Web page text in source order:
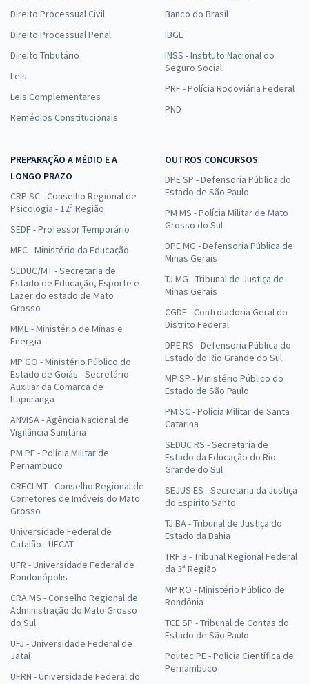
Direito Processual Civil
Direito Processual Penal
Direito Tributário
Leis
Leis Complementares
Remédios Constitucionais
Banco do Brasil
IBGE
INSS - Instituto Nacional do
Seguro Social
PRF - Polícia Rodoviária Federal
PND
PREPARAÇÃO A MÉDIO E A
LONGO PRAZO
CRP SC - Conselho Regional de
Psicologia - 12ª Região
SEDF - Professor Temporário
MEC - Ministério da Educação
SEDUC/MT - Secretaria de
Estado de Educação, Esporte e
Lazer do estado de Mato
Grosso
MME - Ministério de Minas e
Energia
MP GO - Ministério Público do
Estado de Goiás - Secretário
Auxiliar da Comarca de
Itapuranga
ANVISA - Agência Nacional de
Vigilância Sanitária
PM PE - Polícia Militar de
Pernambuco
CRECI MT - Conselho Regional de
Corretores de Imóveis do Mato
Grosso
Universidade Federal de
Catalão - UFCAT
UFR - Universidade Federal de
Rondonópolis
CRA MS - Conselho Regional de
Administração do Mato Grosso
do Sul
UFJ - Universidade Federal de
Jataí
UFRN - Universidade Federal do
OUTROS CONCURSOS
DPE SP - Defensoria Pública do
Estado de São Paulo
PM MS - Polícia Militar de Mato
Grosso do Sul
DPE MG - Defensoria Pública de
Minas Gerais
TJ MG - Tribunal de Justiça de
Minas Gerais
CGDF - Controladoria Geral do
Distrito Federal
DPE RS - Defensoria Pública do
Estado do Rio Grande do Sul
MP SP - Ministério Público do
Estado de São Paulo
PM SC - Polícia Militar de Santa
Catarina
SEDUC RS - Secretaria de
Estado da Educação do Rio
Grande do Sul
SEJUS ES - Secretaria da Justiça
do Espírito Santo
TJ BA - Tribunal de Justiça do
Estado da Bahia
TRF 3 - Tribunal Regional Federal
da 3ª Região
MP RO - Ministério Público de
Rondônia
TCE SP - Tribunal de Contas do
Estado de São Paulo
Politec PE - Polícia Científica de
Pernambuco